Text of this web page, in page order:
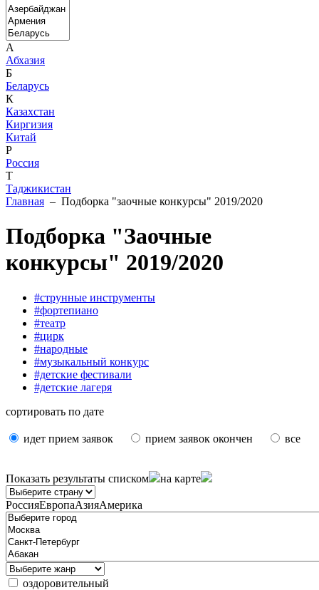
А
Абхазия
Б
Беларусь
К
Казахстан
Киргизия
Китай
Р
Россия
Т
Таджикистан
Главная – Подборка "заочные конкурсы" 2019/2020
Подборка "Заочные
конкурсы" 2019/2020
#струнные инструменты
#фортепиано
#театр
#цирк
#народные
#музыкальный конкурс
#детские фестивали
#детские лагеря
сортировать по дате
идет прием заявок прием заявок окончен все
Показать результаты списком на карте
РоссияЕвропаАзияАмерика
оздоровительный